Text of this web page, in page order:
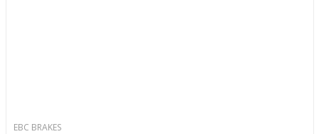
EBC BRAKES